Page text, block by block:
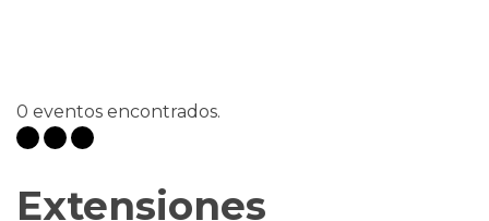
0 eventos encontrados.
Extensiones